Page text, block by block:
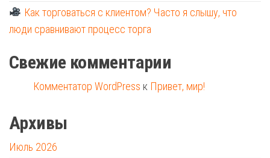
Как торговаться с клиентом? Часто я слышу, что
люди сравнивают процесс торга
Свежие комментарии
Комментатор WordPress к Привет, мир!
Архивы
Июль 2026